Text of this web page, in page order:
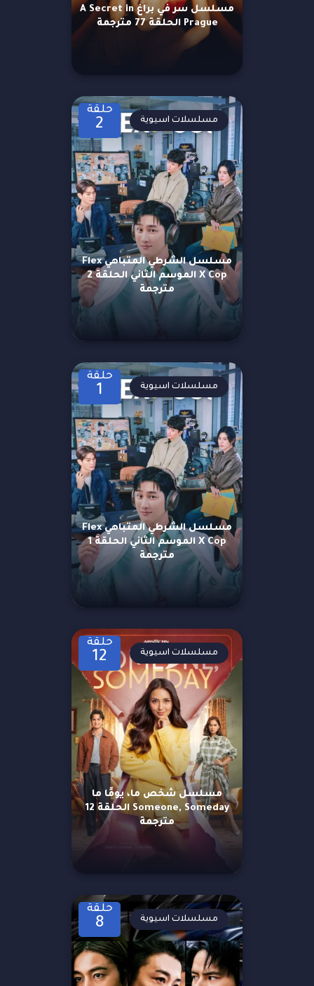
مسلسل سر في براغ A Secret in
Prague الحلقة 77 مترجمة
حلقة
2
مسلسل الشرطي المتباهي Flex
X Cop الموسم الثاني الحلقة 2
مترجمة
مسلسلات اسيوية
حلقة
1
مسلسل الشرطي المتباهي Flex
X Cop الموسم الثاني الحلقة 1
مترجمة
مسلسلات اسيوية
حلقة
12
مسلسل شخص ما، يومًا ما
Someone, Someday الحلقة 12
مترجمة
مسلسلات اسيوية
حلقة
8 مسلسلات اسيوية